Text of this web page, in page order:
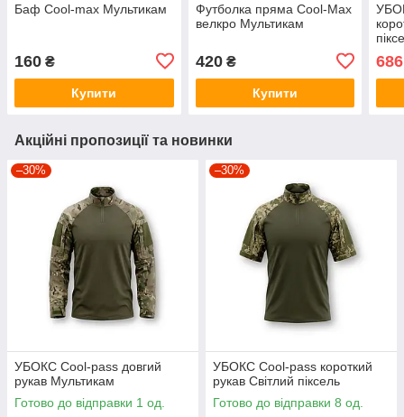
Баф Cool-max Мультикам
160 ₴
Купити
Футболка пряма Cool-Max
велкро Мультикам
420₴
Купити
686
Акційні пропозиції та новинки
–30%
УБОКС Cool-pass довгий
рукав Мультикам
Готово до відправки 1 од.
–30%
УБОКС Cool-pass короткий
рукав Світлий піксель
Готово до відправки 8 од.